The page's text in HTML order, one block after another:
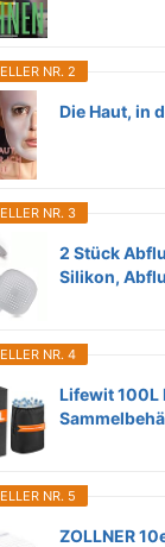
NR. 2
Die Haut, in
NR. 3
2 Stück
Silikon,
NR. 4
Lifewit 100L
NR. 5
ZOLLNER